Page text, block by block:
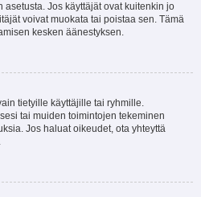
Jos käyttäjät ovat kuitenkin jo
voivat muokata tai poistaa sen. Tämä
kesken äänestyksen.
tietyille käyttäjille tai ryhmille.
tai muiden toimintojen tekeminen
Jos haluat oikeudet, ota yhteyttä